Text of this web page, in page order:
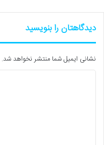
دیدگاهتان را بنویسید
نشانی ایمیل شما منتشر نخواهد شد.